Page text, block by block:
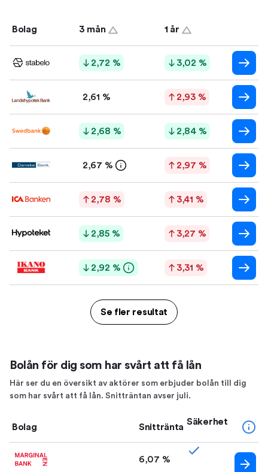
Bolag 3 mån 1 år
2,72 % 3,02 %
2,61 % 2,93 %
2,68 % 2,84 %
2,67 % 2,97 %
2,78 % 3,41 %
2,85 % 3,27 %
2,92 % 3,31 %
Se fler resultat
Bolån för dig som har svårt att få lån
Här ser du en översikt av aktörer som erbjuder bolån till dig
som har svårt att få lån. Snitträntan avser juli.
Bolag Snittränta
Säkerhet
6,07 %